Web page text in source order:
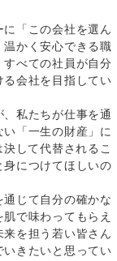
「この会社を選ん
かく安心できる職
べての社員が自分
会社を目指してい
私たちが仕事を通
「一生の財産」に
して代替されるこ
身につけてほしいの
じて自分の確かな
で味わってもらえ
を担う若い皆さん
きたいと思ってい